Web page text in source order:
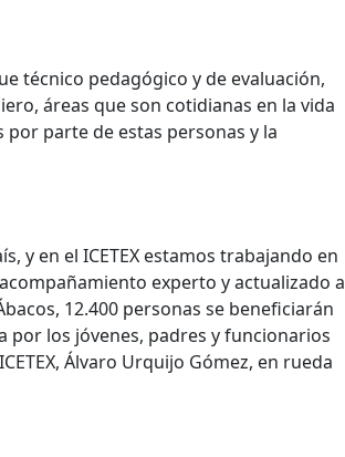
técnico pedagógico y de evaluación,
áreas que son cotidianas en la vida
parte de estas personas y la
y en el ICETEX estamos trabajando en
experto y actualizado a
12.400 personas se beneficiarán
por los jóvenes, padres y funcionarios
Álvaro Urquijo Gómez, en rueda